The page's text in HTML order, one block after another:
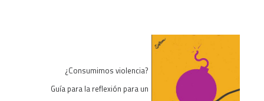
¿Consumimos violencia?
Guía para la reflexión para un